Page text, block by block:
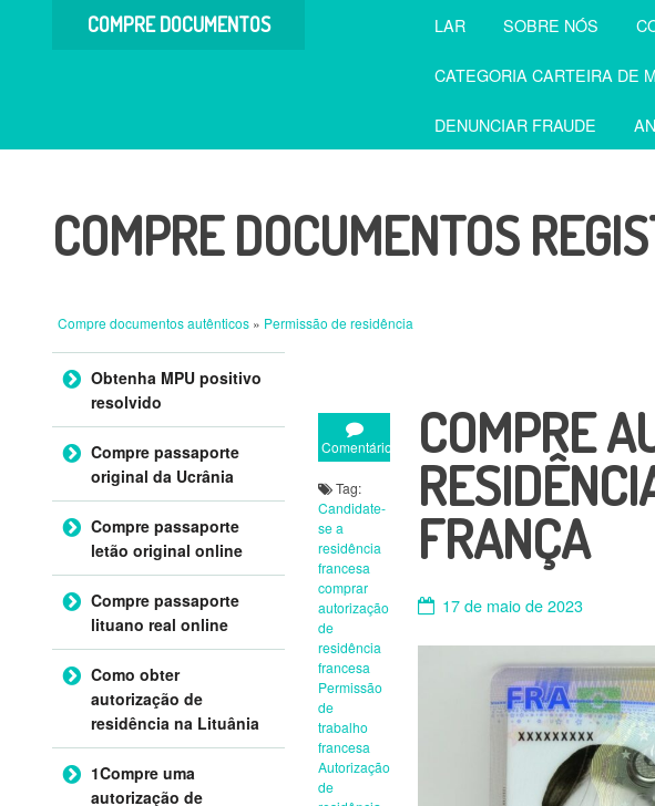
COMPRE DOCUMENTOS LAR SOBRE NÓS
CATEGORIA CARTEIRA DE
DENUNCIAR FRAUDE
COMPRE DOCUMENTOS
Compre documentos autênticos » Permissão de residência
Comentário
Tag:
Candidate-
se a
residência
francesa
comprar
autorização
de
residência
francesa
Permissão
de
trabalho
francesa
Autorização
de
COMPRE
FRANÇA
17 de maio de 2023
Ir para o conteúdo
Obtenha MPU positivo
resolvido
Compre passaporte
original da Ucrânia
Compre passaporte
letão original online
Compre passaporte
lituano real online
Como obter
autorização de
residência na Lituânia
1Compre uma
autorização de